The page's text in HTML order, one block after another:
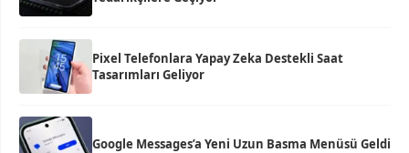
Pixel Telefonlara Yapay Zeka Destekli Saat
Tasarımları Geliyor
Google Messages’a Yeni Uzun Basma Menüsü Geldi